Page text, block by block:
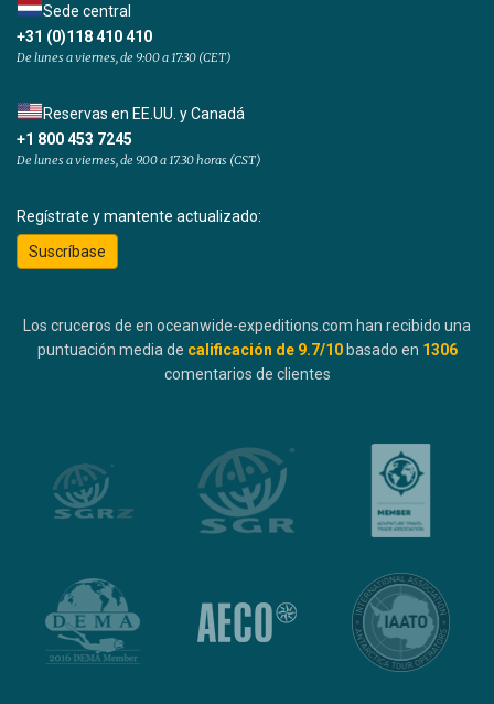
Sede central
+31 (0)118 410 410
De lunes a viernes, de 9:00 a 17:30 (CET)
Reservas en EE.UU. y Canadá
+1 800 453 7245
De lunes a viernes, de 9.00 a 17.30 horas (CST)
Regístrate y mantente actualizado:
Suscríbase
Los cruceros de en oceanwide-expeditions.com han recibido una
puntuación media de calificación de 9.7/10 basado en 1306
comentarios de clientes